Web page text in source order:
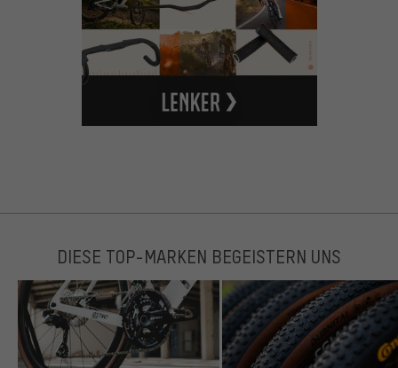
DIESE TOP-MARKEN BEGEISTERN UNS